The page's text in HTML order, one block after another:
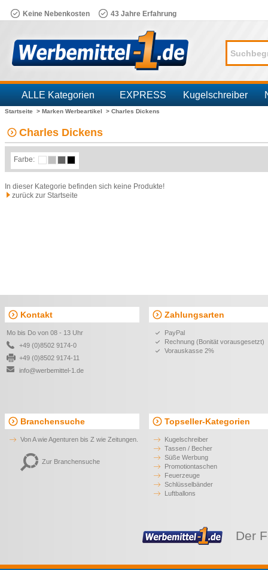
Keine Nebenkosten 43 Jahre Erfahrung
ALLE Kategorien EXPRESS Kugelschreiber
Startseite > Marken Werbeartikel > Charles Dickens
Charles Dickens
Farbe:
In dieser Kategorie befinden sich keine Produkte!
zurück zur Startseite
Kontakt
Mo bis Do von 08 - 13 Uhr
+49 (0)8502 9174-0
+49 (0)8502 9174-11
info@werbemittel-1.de
Zahlungsarten
PayPal
Rechnung (Bonität vorausgesetzt)
Vorauskasse 2%
Branchensuche
Von A wie Agenturen bis Z wie Zeitungen.
Zur Branchensuche
Topseller-Kategorien
Kugelschreiber
Tassen / Becher
Süße Werbung
Promotiontaschen
Feuerzeuge
Schlüsselbänder
Luftballons
Der